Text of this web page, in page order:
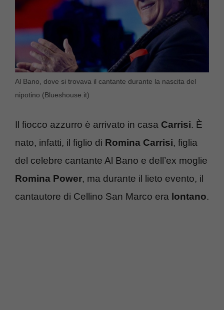
Al Bano, dove si trovava il cantante durante la nascita del
nipotino (Blueshouse.it)
Il fiocco azzurro è arrivato in casa Carrisi. È
nato, infatti, il figlio di Romina Carrisi, figlia
del celebre cantante Al Bano e dell’ex moglie
Romina Power, ma durante il lieto evento, il
cantautore di Cellino San Marco era lontano.